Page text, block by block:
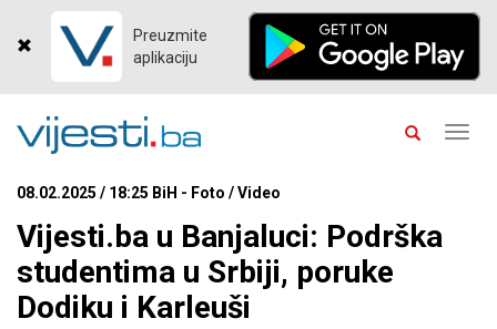
Preuzmite
aplikaciju
08.02.2025 / 18:25 BiH - Foto / Video
Vijesti.ba u Banjaluci: Podrška
studentima u Srbiji, poruke
Dodiku i Karleuši